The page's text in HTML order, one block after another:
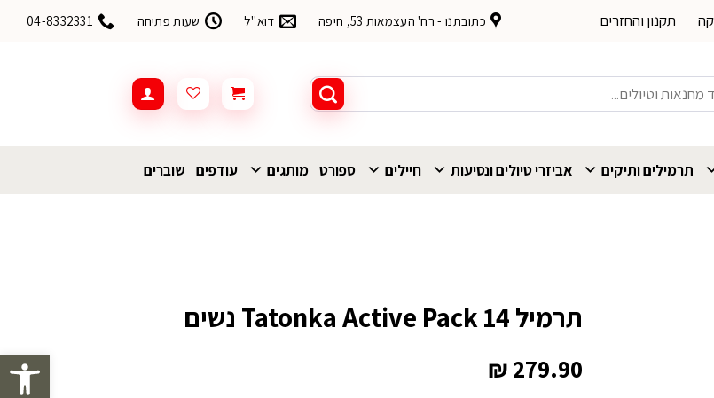
פתח
תקנון והחזרים כתובתנו - רח' העצמאות 53, חיפה דוא"ל שעות פתיחה 04-8332331
תרמילים ותיקים אביזרי טיולים ונסיעות חיילים ספורט מותגים עודפים שוברים
תרמיל Tatonka Active Pack 14 נשים
₪279.90